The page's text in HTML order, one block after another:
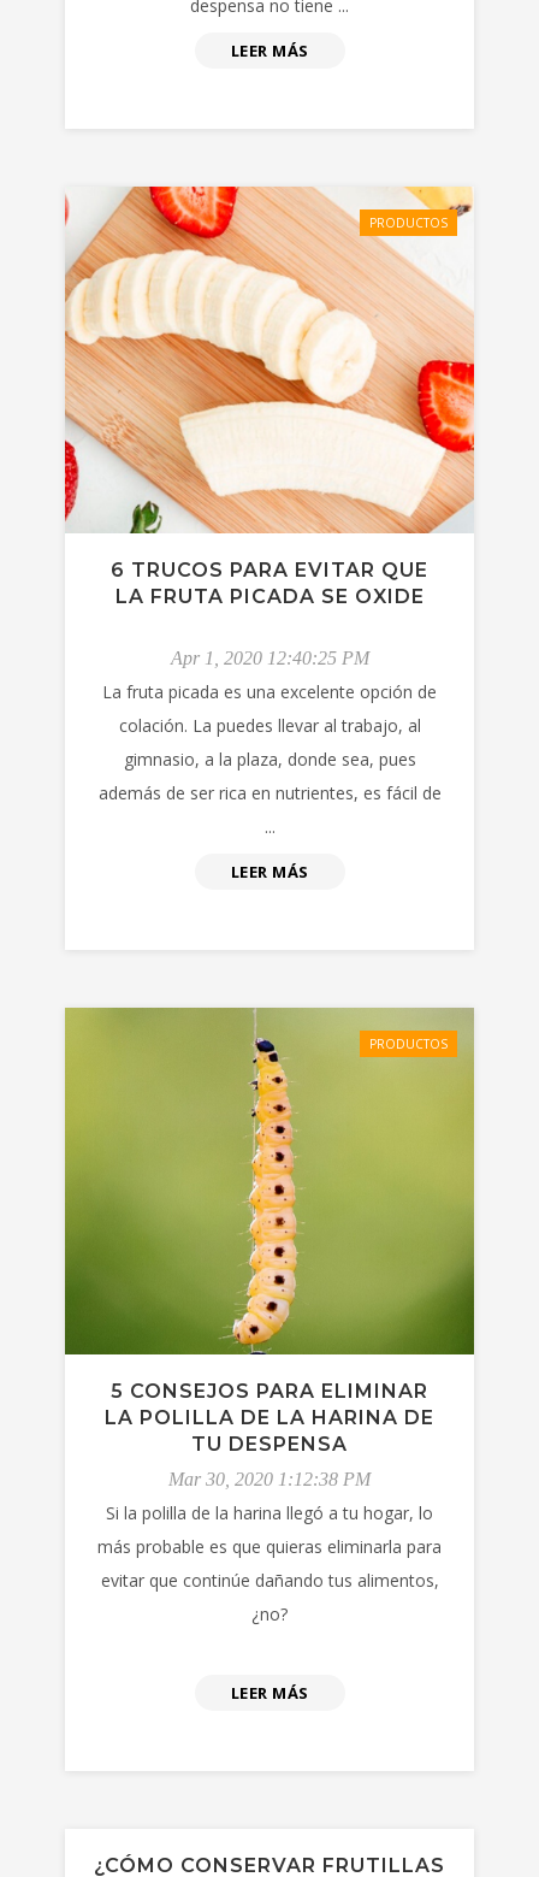
despensa no tiene ...
LEER MÁS
PRODUCTOS
6 TRUCOS PARA EVITAR QUE
LA FRUTA PICADA SE OXIDE
Apr 1, 2020 12:40:25 PM
La fruta picada es una excelente opción de
colación. La puedes llevar al trabajo, al
gimnasio, a la plaza, donde sea, pues
además de ser rica en nutrientes, es fácil de
...
LEER MÁS
PRODUCTOS
5 CONSEJOS PARA ELIMINAR
LA POLILLA DE LA HARINA DE
TU DESPENSA
Mar 30, 2020 1:12:38 PM
Si la polilla de la harina llegó a tu hogar, lo
más probable es que quieras eliminarla para
evitar que continúe dañando tus alimentos,
¿no?
LEER MÁS
¿CÓMO CONSERVAR FRUTILLAS